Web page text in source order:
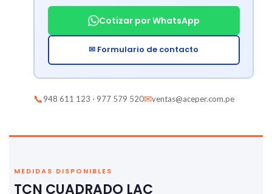
Cotizar por WhatsApp
✉ Formulario de contacto
📞948 611 123 · 977 579 520✉ventas@aceper.com.pe
MEDIDAS DISPONIBLES
TCN CUADRADO LAC